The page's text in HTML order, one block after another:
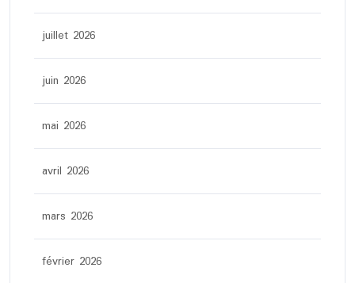
juillet 2026
juin 2026
mai 2026
avril 2026
mars 2026
février 2026